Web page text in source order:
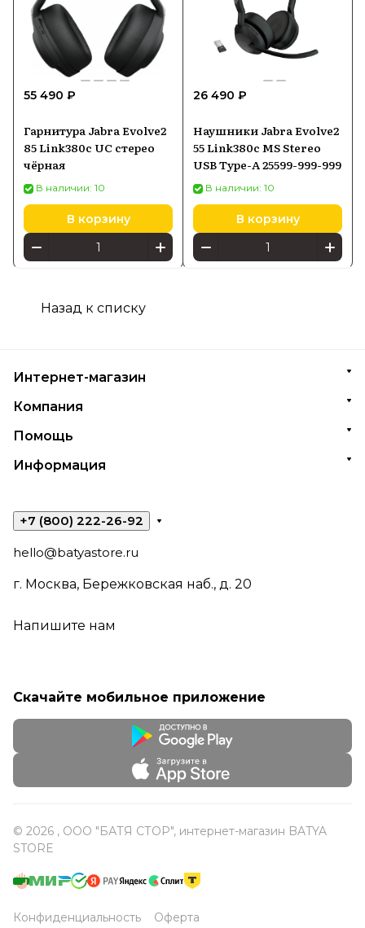
55 490 ₽
Гарнитура Jabra Evolve2
85 Link380c UC стерео
чёрная
В наличии: 10
В корзину
26 490 ₽
Наушники Jabra Evolve2
55 Link380c MS Stereo
USB Type-A 25599-999-999
В наличии: 10
В корзину
Назад к списку
Интернет-магазин
Компания
Помощь
Информация
+7 (800) 222-26-92
hello@batyastore.ru
г. Москва, Бережковская наб., д. 20
Напишите нам
Скачайте мобильное приложение
© 2026 , ООО "БАТЯ СТОР", интернет-магазин BATYA
STORE
Конфиденциальность Оферта